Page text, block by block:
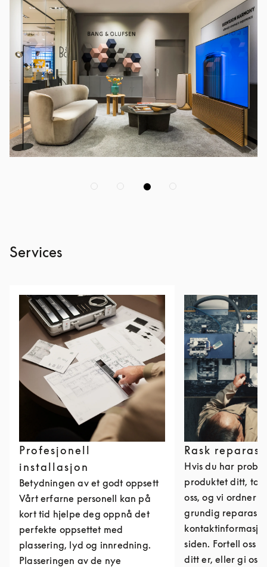
Services
Profesjonell
installasjon
Betydningen av et godt oppsett
Vårt erfarne personell kan på
kort tid hjelpe deg oppnå det
perfekte oppsettet med
plassering, lyd og innredning.
Plasseringen av de nye
Rask
Hvis du har
produktet ditt, ta
oss, og vi ordner
grundig
siden. Fortell oss
ditt er, eller gi oss